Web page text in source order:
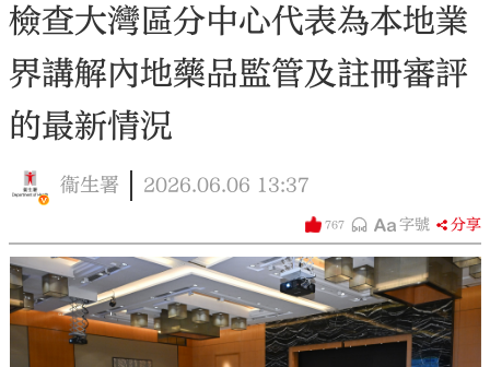
檢查大灣區分中心代表為本地業
界講解內地藥品監管及註冊審評
的最新情況
衞生署 2026.06.06 13:37
767 字號 分享